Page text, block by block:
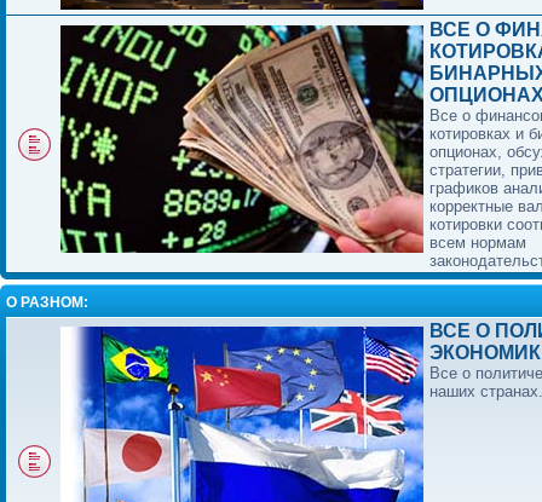
ВСЕ О
Все о
котировках и
опционах,
стратегии,
графиков
корректные
котировки
всем нормам
О РАЗНОМ:
ВСЕ О
Все о
наших странах.